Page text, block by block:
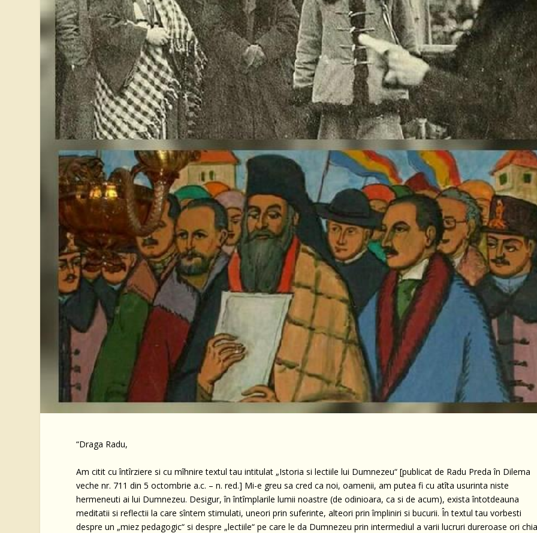
“Draga Radu,
Am citit cu întîrziere si cu mîhnire textul tau intitulat „Istoria si lectiile lui Dumnezeu“ [publicat de Radu Preda în Dilema
veche nr. 711 din 5 octombrie a.c. – n. red.] Mi-e greu sa cred ca noi, oamenii, am putea fi cu atîta usurinta niste
hermeneuti ai lui Dumnezeu. Desigur, în întîmplarile lumii noastre (de odinioara, ca si de acum), exista întotdeauna
meditatii si reflectii la care sîntem stimulati, uneori prin suferinte, alteori prin împliniri si bucurii. În textul tau vorbesti
despre un „miez pedagogic“ si despre „lectiile“ pe care le da Dumnezeu prin intermediul a varii lucruri dureroase ori